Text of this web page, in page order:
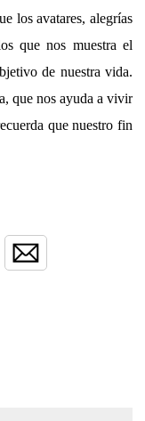
los avatares, alegrías
que nos muestra el
de nuestra vida.
que nos ayuda a vivir
que nuestro fin